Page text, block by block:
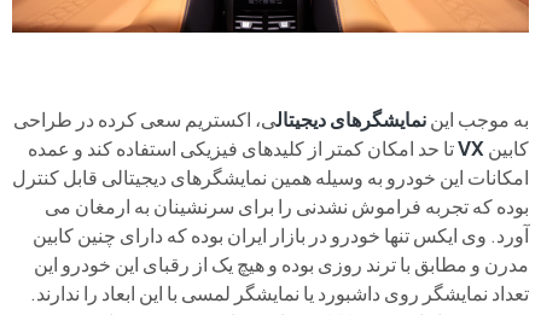
به موجب ایننمایشگرهای دیجیتالی، اکستریم سعی کرده در طراحی
کابینVXتا حد امکان کمتر از کلیدهای فیزیکی استفاده کند و عمده
امکانات این خودرو به وسیله همین نمایشگرهای دیجیتالی قابل کنترل
بوده که تجربه فراموش نشدنی را برای سرنشینان به ارمغان می
آورد. وی ایکس تنها خودرو در بازار ایران بوده که دارای چنین کابین
مدرن و مطابق با ترند روزی بوده و هیچ یک از رقبای این خودرو این
تعداد نمایشگر روی داشبورد یا نمایشگر لمسی با این ابعاد را ندارند.